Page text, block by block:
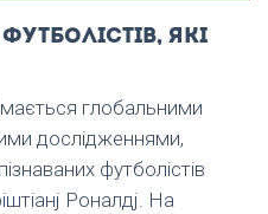
які
глобальними
дослідженнями,
футболістів
Роналдj. На